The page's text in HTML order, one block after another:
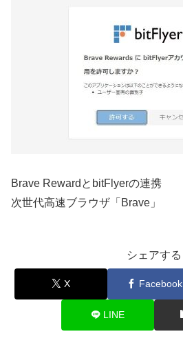
Brave RewardとbitFlyerの連携
次世代高速ブラウザ「Brave」
シェアする
X Facebook
LINE